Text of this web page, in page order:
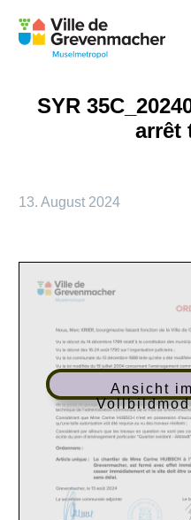
SYR
arrêt
13. August 2024
Ansicht im